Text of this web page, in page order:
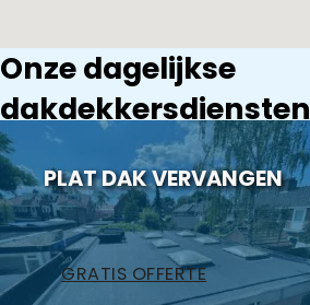
Onze dagelijkse
dakdekkersdiensten
PLAT DAK VERVANGEN
GRATIS OFFERTE